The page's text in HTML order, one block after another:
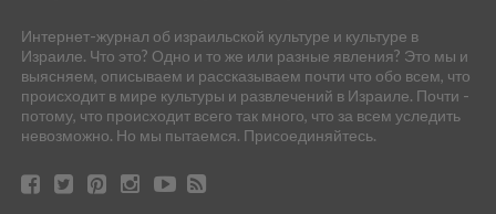
Интернет-журнал об израильской культуре и культуре в
Израиле. Что это? Одно и то же или разные явления? Это мы и
выясняем, описываем и рассказываем почти что обо всем, что
происходит в мире культуры и развлечений в Израиле. Почти -
потому, что происходит всего так много, что за всем уследить
невозможно. Но мы пытаемся. Присоединяйтесь.